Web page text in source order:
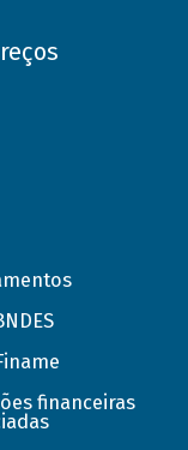
financeiras